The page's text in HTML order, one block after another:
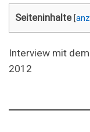
Seiteninhalte [
Interview mit
2012